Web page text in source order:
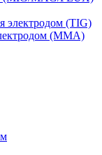
электродом (TIG)
(MMA)